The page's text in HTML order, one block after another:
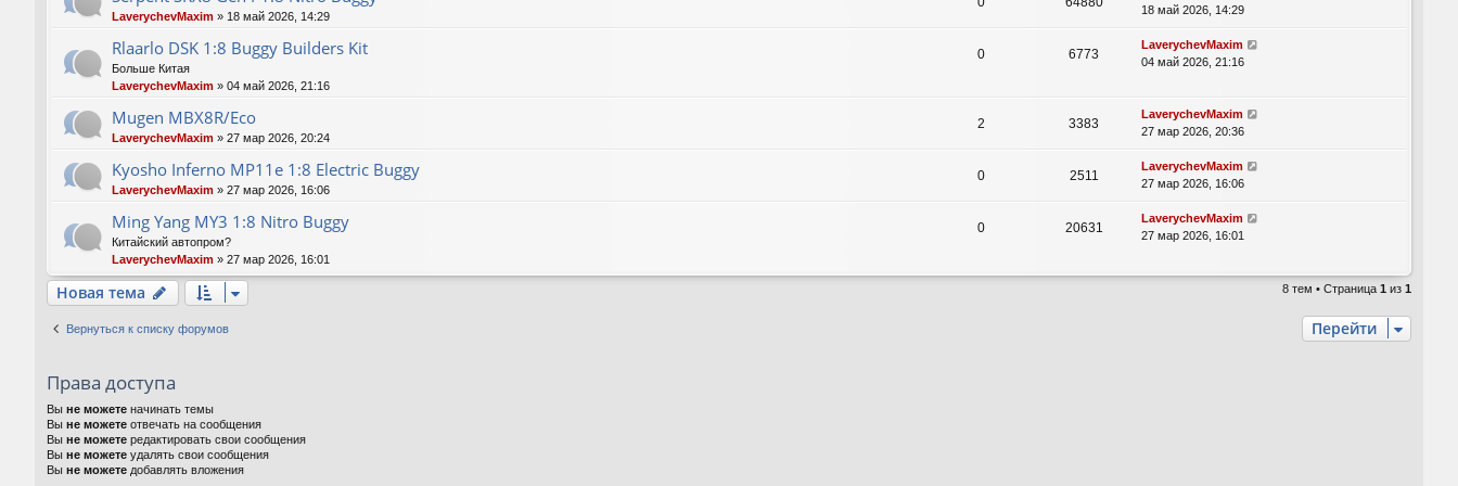
LaverychevMaxim » 18 май 2026, 14:29
18 май 2026, 14:29
Rlaarlo DSK 1:8 Buggy Builders Kit
Больше Китая
LaverychevMaxim » 04 май 2026, 21:16
0 6773
LaverychevMaxim
04 май 2026, 21:16
Mugen MBX8R/Eco
LaverychevMaxim » 27 мар 2026, 20:24
2 3383
LaverychevMaxim
27 мар 2026, 20:36
Kyosho Inferno MP11e 1:8 Electric Buggy
LaverychevMaxim » 27 мар 2026, 16:06
0 2511
LaverychevMaxim
27 мар 2026, 16:06
Ming Yang MY3 1:8 Nitro Buggy
Китайский автопром?
LaverychevMaxim » 27 мар 2026, 16:01
0 20631
LaverychevMaxim
27 мар 2026, 16:01
Новая тема 8 тем • Страница 1 из 1
Вернуться к списку форумов Перейти
Права доступа
Вы не можете начинать темы
Вы не можете отвечать на сообщения
Вы не можете редактировать свои сообщения
Вы не можете удалять свои сообщения
Вы не можете добавлять вложения